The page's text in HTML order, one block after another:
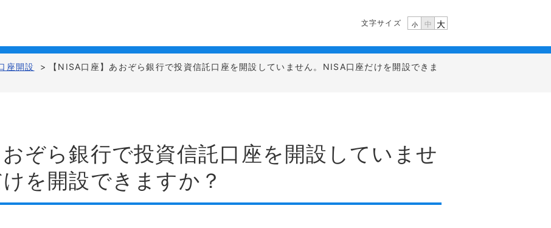
文字サイズ 小 中 大
座開設 >
【NISA口座】あおぞら銀行で投資信託口座を開設していません。NISA口座だけを開設できま
おぞら銀行で投資信託口座を開設していませ
を開設できますか？